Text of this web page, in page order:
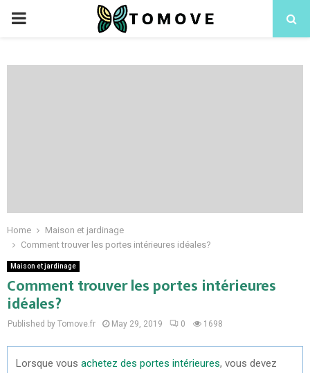
PRIMARY
Home
Maison et jardinage
Comment trouver les portes intérieures idéales?
Maison et jardinage
Comment trouver les portes intérieures
idéales?
Published by Tomove.fr May 29, 2019 0 1698
Lorsque vous achetez des portes intérieures, vous devez